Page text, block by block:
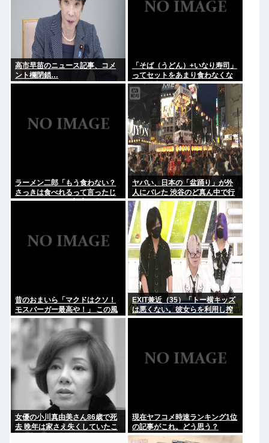
高市早苗のニュース記事、コメ
ント欄閉鎖…
「そば（うどん）+いなり寿司」
ってセットをあまり食わなくな
った理由。
ラーメン二郎「もう食わない？
さっきは食べれるって言ったじ
ゃねーか！」（ヽ´ん`）「」 反
ヤバい、日本の「盆踊り」が外
人にバレた 渋谷のど真ん中で行
われた盆踊り参加者67000人の
うち20000人が外人、ダンシン
グヒーローに熱狂
昔のおまいら「マクドはクソ！
モスバーガー最高や！」 この風
潮はもう無くなった？
EXIT兼近（35）「トー横キッズ
は悪くない。彼女らを利用し搾
取しようとする悪い大人たちが
女優の小川真由美さん86歳で死
去 晩年は家さえ失くしていたこ
現在ヤフコメ時速ランキング1位
の記事がこれ。どう思う？